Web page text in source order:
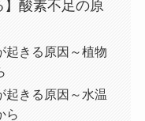
】酸素不足の原
起きる原因～植物
起きる原因～水温
ら